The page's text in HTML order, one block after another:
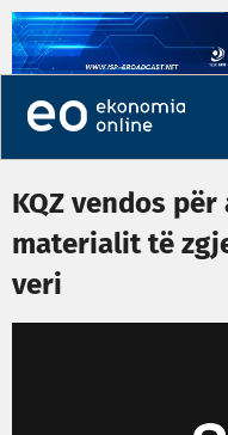
KQZ vendos
materialit të
veri